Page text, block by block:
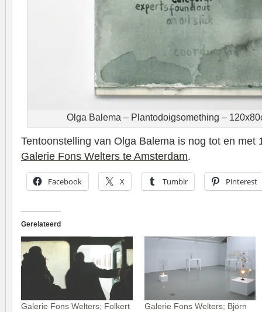
Olga Balema – Plantodoigsomething –
Tentoonstelling van Olga Balema is nog tot en met
Galerie Fons Welters te Amsterdam.
Facebook X Tumblr Pinterest
Gerelateerd
Galerie Fons Welters; Folkert
Galerie Fons Welters; Björn